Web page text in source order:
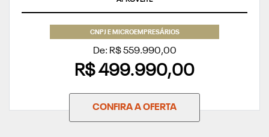
CNPJ E MICROEMPRESÁRIOS
De: R$ 559.990,00
R$ 499.990,00
CONFIRA A OFERTA